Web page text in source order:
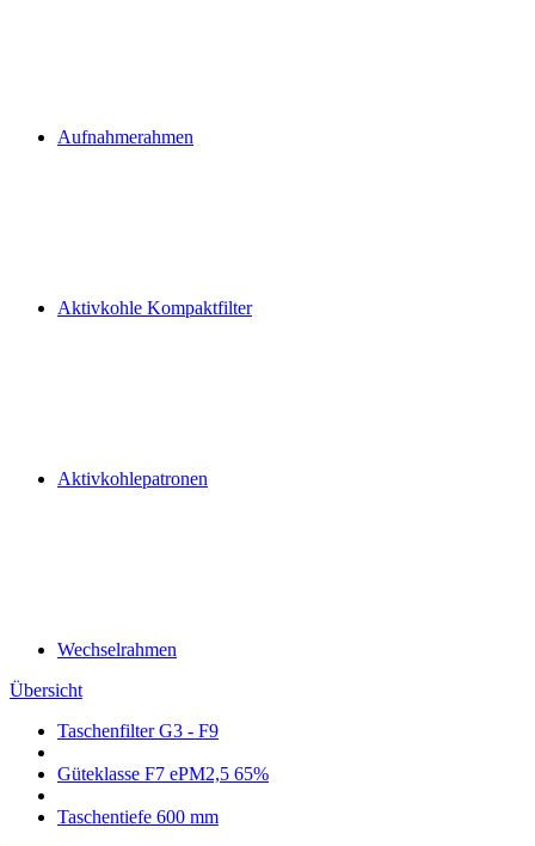
Aufnahmerahmen
Aktivkohle Kompaktfilter
Aktivkohlepatronen
Wechselrahmen
Übersicht
Taschenfilter G3 - F9
Güteklasse F7 ePM2,5 65%
Taschentiefe 600 mm